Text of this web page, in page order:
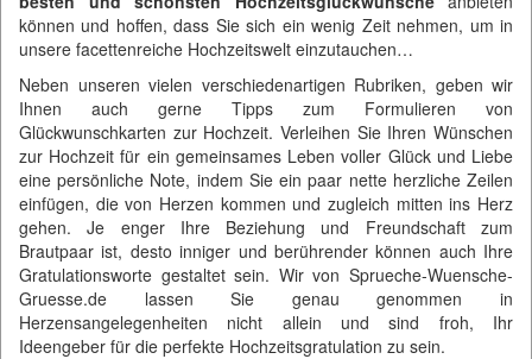
können und hoffen, dass Sie sich ein wenig Zeit nehmen, um in
unsere facettenreiche Hochzeitswelt einzutauchen…
Neben unseren vielen verschiedenartigen Rubriken, geben wir
Ihnen auch gerne Tipps zum Formulieren von
Glückwunschkarten zur Hochzeit. Verleihen Sie Ihren Wünschen
zur Hochzeit für ein gemeinsames Leben voller Glück und Liebe
eine persönliche Note, indem Sie ein paar nette herzliche Zeilen
einfügen, die von Herzen kommen und zugleich mitten ins Herz
gehen. Je enger Ihre Beziehung und Freundschaft zum
Brautpaar ist, desto inniger und berührender können auch Ihre
Gratulationsworte gestaltet sein. Wir von Sprueche-Wuensche-
Gruesse.de lassen Sie genau genommen in
Herzensangelegenheiten nicht allein und sind froh, Ihr
Ideengeber für die perfekte Hochzeitsgratulation zu sein.